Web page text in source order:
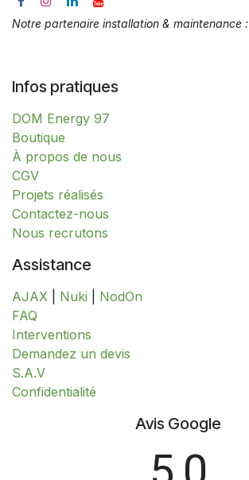
Notre partenaire installation & maintenance :
Infos pratiques
DOM Energy 97
​​​​​​​​​​​​​​​​​​​​​​​​​​​​​​​​​​​​​​​​​​​​​​​​​​​​​​​​​​​​​​​​​​​​​​​B​o​ut​i​q​u​e​
À propos de nous
CGV
Projets réalisés
Contactez-nous
Nous recrutons
Assistance
AJAX Nuki
NodOn
FAQ
Interventions
​​​​​​​​​​​​​​​​​​​​​​​​​D​​e​m​a​n​d​e​z​ ​u​n​ ​d​e​v​i​s
S.A.V
​​​​​​​​​​​​​​Confidentialité​​​​​​​​​​​​​​
Avis Google